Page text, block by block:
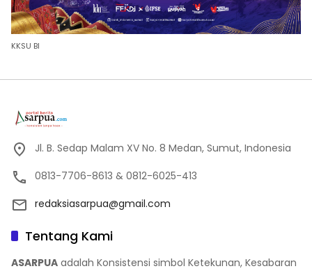
KKSU BI
Jl. B. Sedap Malam XV No. 8 Medan, Sumut, Indonesia
0813-7706-8613 & 0812-6025-413
redaksiasarpua@gmail.com
Tentang Kami
ASARPUA adalah Konsistensi simbol Ketekunan, Kesabaran